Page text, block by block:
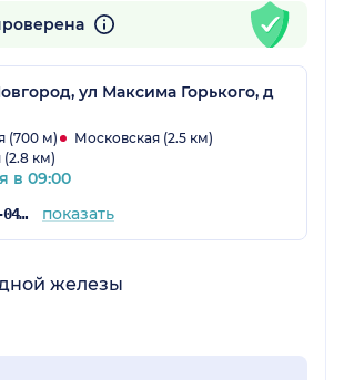
ул Максима Горького, д
(700 м)
Московская (2.5 км)
(2.8 км)
в 09:00
+7 (904) 954-04-32 показать
железы